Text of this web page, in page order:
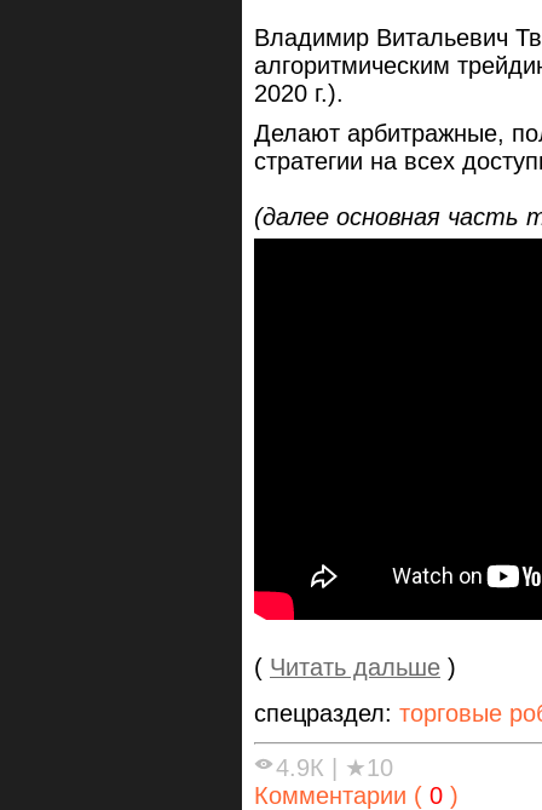
Владимир Витальевич
алгоритмическим
2020 г.).
Делают арбитражные,
стратегии на всех
(далее основная
( Читать дальше )
спецраздел: торговые
4.9К
★10
Комментарии ( 0 )